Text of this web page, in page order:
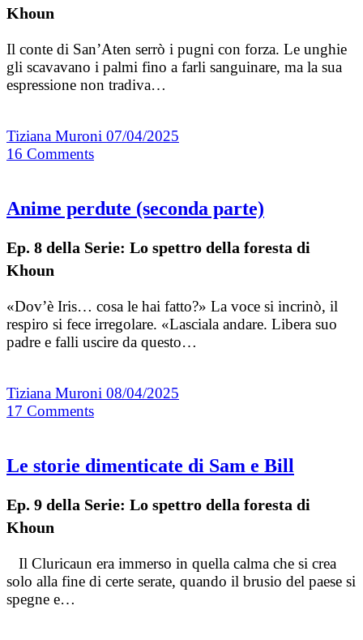
Khoun
Il conte di San’Aten serrò i pugni con forza. Le unghie
gli scavavano i palmi fino a farli sanguinare, ma la sua
espressione non tradiva…
Tiziana Muroni 07/04/2025
16 Comments
Anime perdute (seconda parte)
Ep. 8 della Serie: Lo spettro della foresta di
Khoun
«Dov’è Iris… cosa le hai fatto?» La voce si incrinò, il
respiro si fece irregolare. «Lasciala andare. Libera suo
padre e falli uscire da questo…
Tiziana Muroni 08/04/2025
17 Comments
Le storie dimenticate di Sam e Bill
Ep. 9 della Serie: Lo spettro della foresta di
Khoun
Il Cluricaun era immerso in quella calma che si crea
solo alla fine di certe serate, quando il brusio del paese si
spegne e…